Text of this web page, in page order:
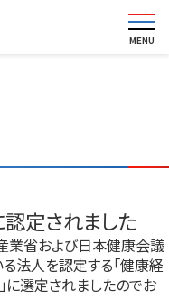
認定されました
業省および日本健康会議
法人を認定する「健康経
に選定されましたのでお